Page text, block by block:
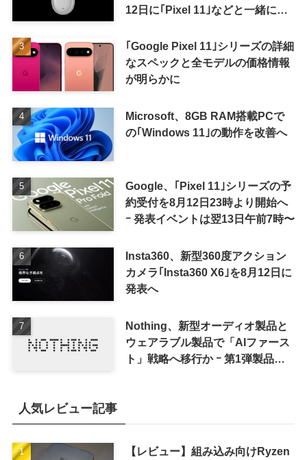
12日に｢Pixel 11｣などと一緒に発
｢Google Pixel 11｣シリーズの詳細
なスペックと全モデルの価格情報
が明らかに
Microsoft、8GB RAM搭載PCで
の｢Windows 11｣の動作を改善へ
Google、｢Pixel 11｣シリーズの予
約受付を8月12日23時より開始へ
ｰ 発表イベントは翌13日午前7時〜
Insta360、新型360度アクション
カメラ｢Insta360 X6｣を8月12日に
発表へ
Nothing、新型オーディオ製品と
ウェアラブル製品で「AIファース
ト」戦略へ移行か ｰ 第1弾製品は
人気レビュー記事
【レビュー】組み込み向けRyzen